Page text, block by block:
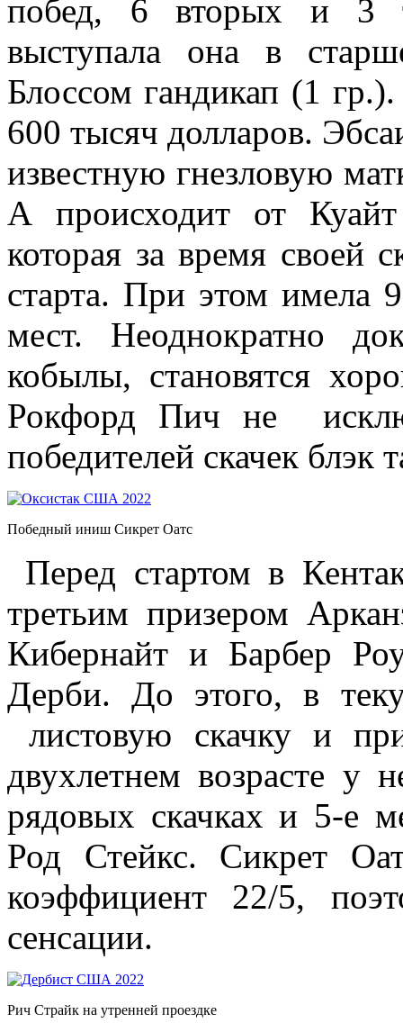
побед, 6 вторых и 3
выступала она в
Блоссом гандикап (1
600 тысяч долларов.
известную гнезловую
А происходит от
которая за время своей
старта. При этом имела
мест. Неоднократно
кобылы, становятся
Рокфорд Пич не
победителей скачек блэк
Победный иниш Сикрет Оатс
Перед стартом в
третьим призером
Кибернайт и Барбер
Дерби. До этого, в
листовую скачку и
двухлетнем возрасте у
рядовых скачках и 5-е
Род Стейкс. Сикрет
коэффициент 22/5,
сенсации.
Рич Страйк на утренней проездке